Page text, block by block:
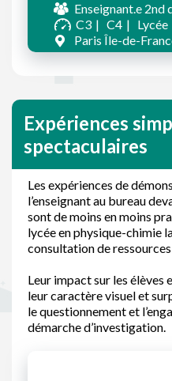
Enseignant.e 2nd
C3
C4 Lycée
Paris Île-de-
Expériences
spectaculaires
Les expériences de
l’enseignant au bureau
sont de moins en moins
lycée en physique-chimie
consultation de
Leur impact sur les
leur caractère visuel et
le questionnement et
démarche d’investigation.